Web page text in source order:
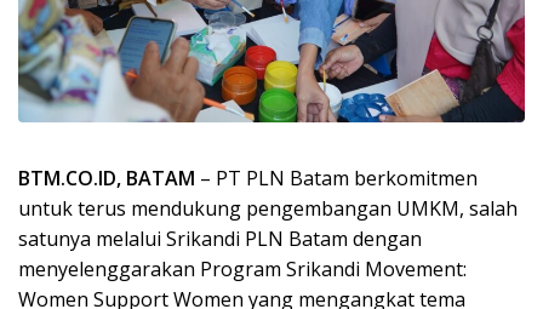
BTM.CO.ID, BATAM – PT PLN Batam berkomitmen
untuk terus mendukung pengembangan UMKM, salah
satunya melalui Srikandi PLN Batam dengan
menyelenggarakan Program Srikandi Movement:
Women Support Women yang mengangkat tema